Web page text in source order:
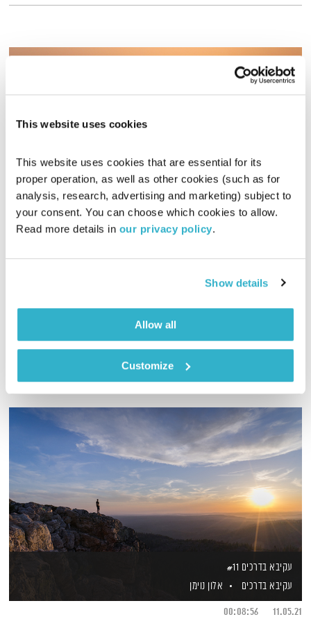
This website uses cookies
This website uses cookies that are essential for its
proper operation, as well as other cookies (such as for
analysis, research, advertising and marketing) subject to
your consent. You can choose which cookies to allow.
Read more details in our privacy policy.
Show details
Allow all
Customize
פרנס בדרך הביתה – 12.2.23
שמעון פרנס
שעה אינטימית עם שמעון פרנס – מוזיקה, מונולוגים וסיפורים
עקיבא בדרכים #11
עקיבא בדרכים
אלון נוימן
11.05.21
00:08:56